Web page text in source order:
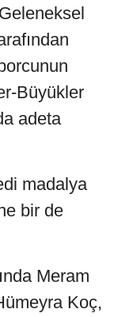
Geleneksel
Büyükler
adeta
madalya
bir de
Meram
Koç,